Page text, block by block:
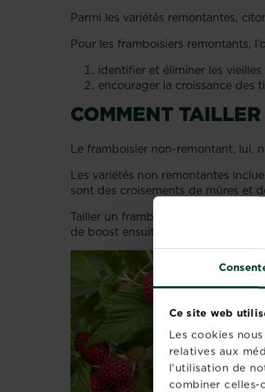
Ce site web
Les cookies
relatives aux
l'utilisation de
combiner
Parmi les variétés remontantes,
Pour les framboisiers remontants,
identifier et éliminer les
encourager la croissance des
COMMENT
Le framboisier non-remontant, lui,
Les variétés non remontantes
sont des croisements de mûres et
Tailler un framboisier non
de boost ensuite pour faciliter la